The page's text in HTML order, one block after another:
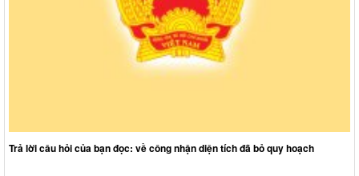
Trả lời câu hỏi của bạn đọc: về công nhận diện tích đã bỏ quy hoạch